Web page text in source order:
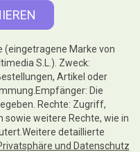
(eingetragene Marke von
S.L.). Zweck:
Artikel oder
Die
Rechte: Zugriff,
sowie weitere Rechte, wie in
detaillierte
und Datenschutz